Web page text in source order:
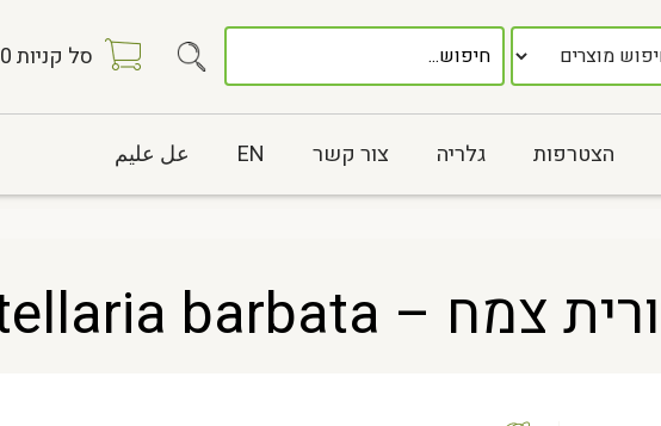
סל קניות0
הצטרפות גלריה צור קשר EN عل عليم